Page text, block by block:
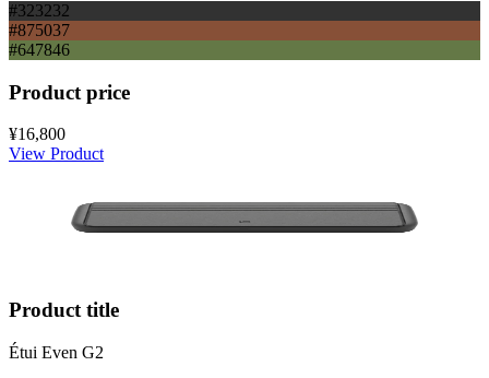
#323232
#875037
#647846
Product price
¥16,800
View Product
Product title
Étui Even G2